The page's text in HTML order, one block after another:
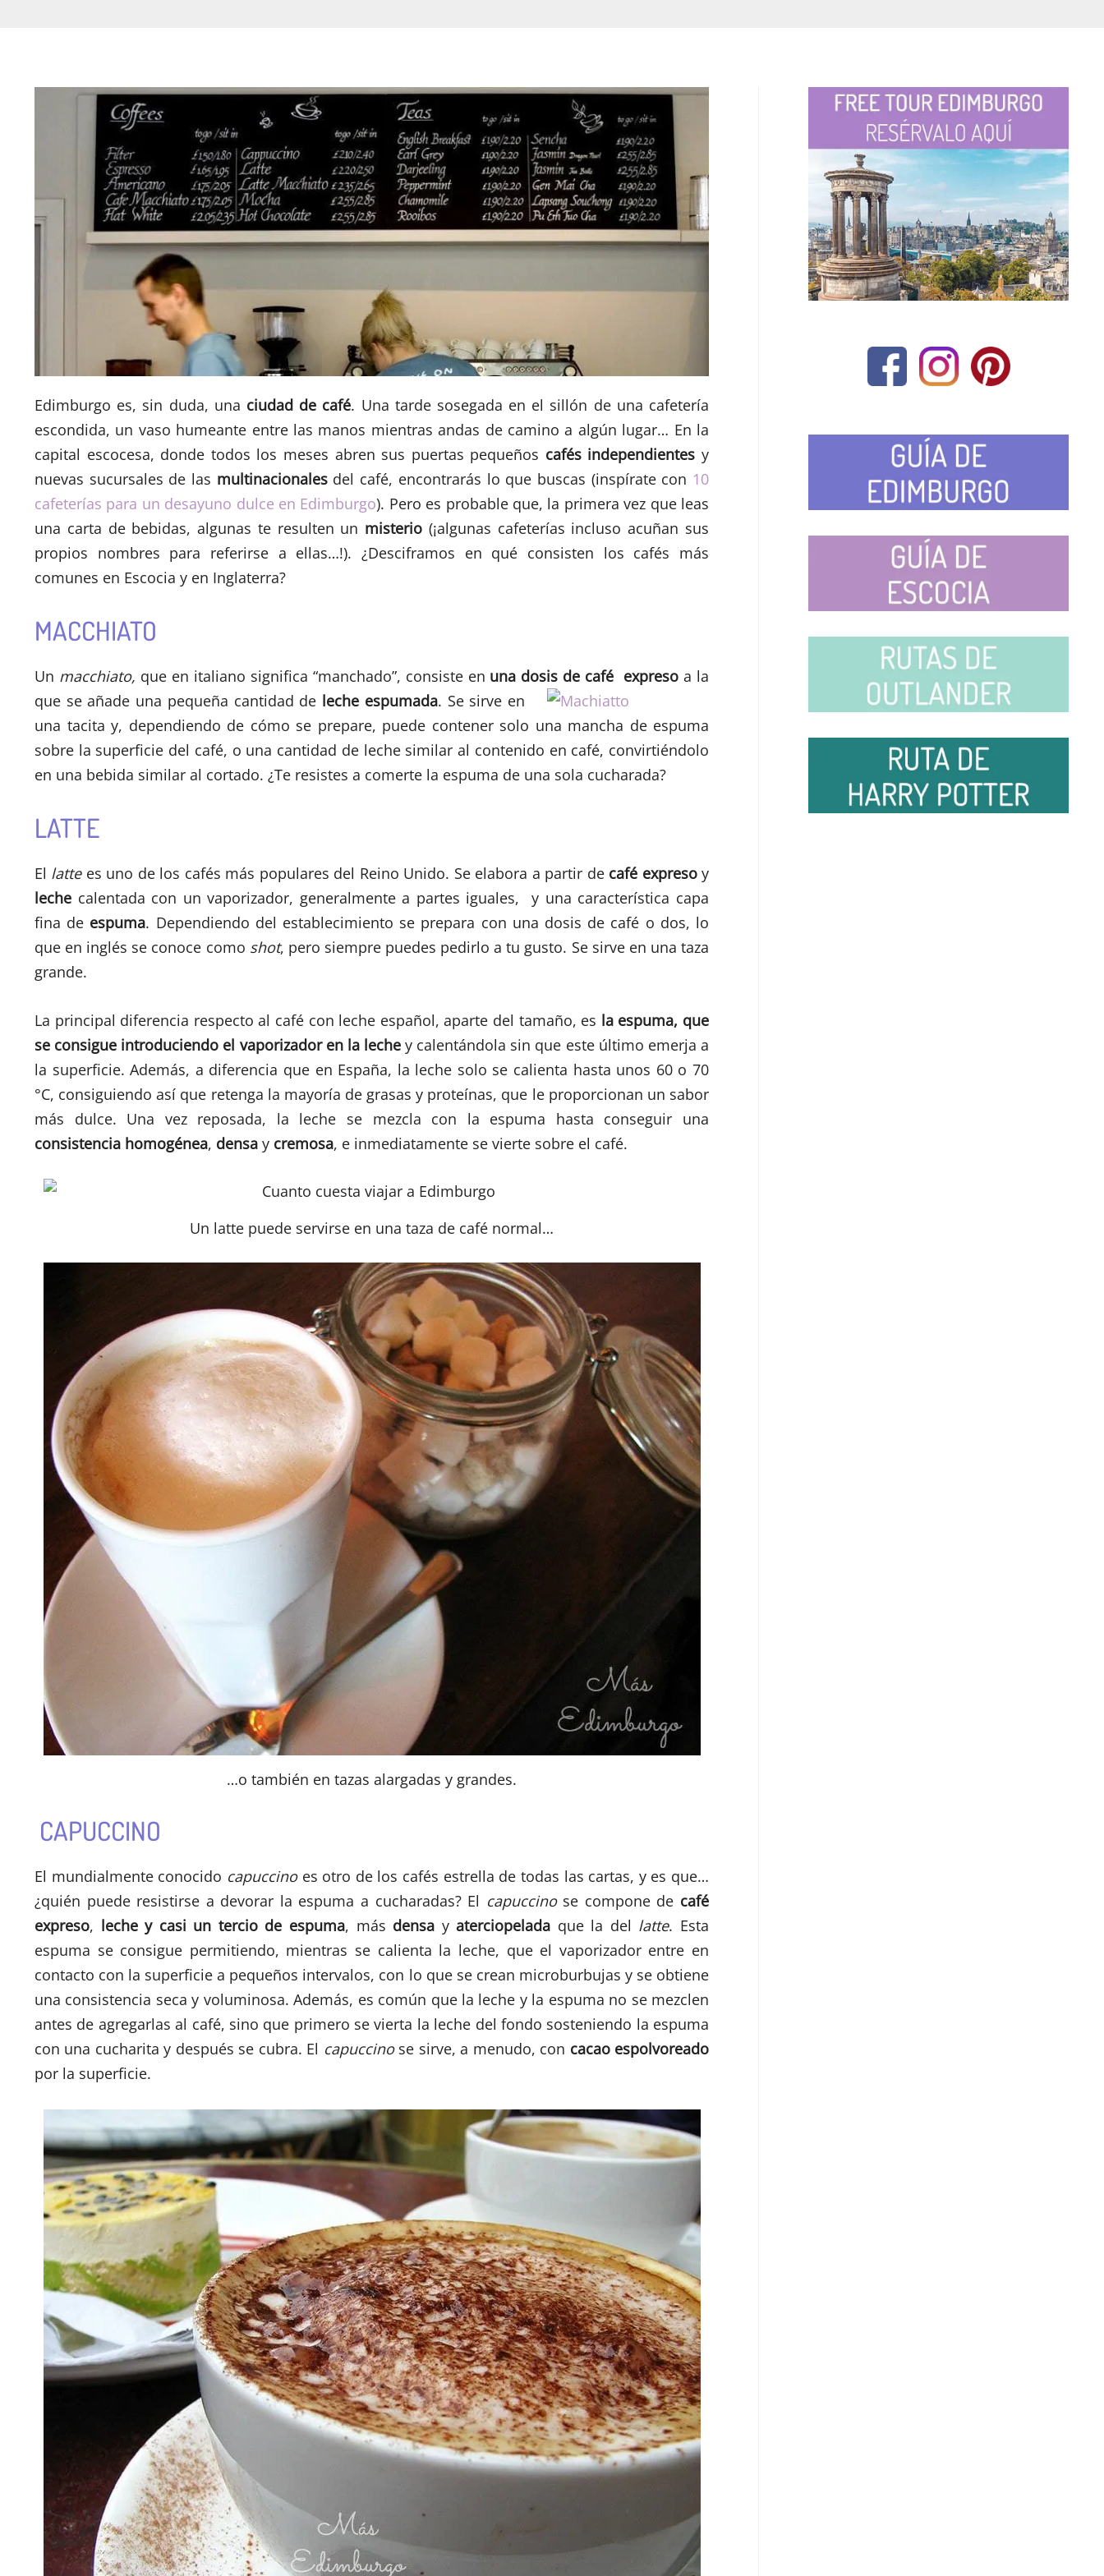
Edimburgo es, sin duda, una ciudad de café. Una tarde sosegada en el sillón de una cafetería
escondida, un vaso humeante entre las manos mientras andas de camino a algún lugar… En la
capital escocesa, donde todos los meses abren sus puertas pequeños cafés independientes y
nuevas sucursales de las multinacionalesdel café, encontrarás lo que buscas (inspírate con 10
cafeterías para un desayuno dulce en Edimburgo). Pero es probable que, la primera vez que leas
una carta de bebidas, algunas te resulten un misterio (¡algunas cafeterías incluso acuñan sus
propios nombres para referirse a ellas…!). ¿Desciframos en qué consisten los cafés más
comunes en Escocia y en Inglaterra?
MACCHIATO
Un macchiato, que en italiano significa “manchado”, consiste en una dosis de café expreso a la
que se añade una pequeña cantidad de leche espumada. Se sirve en
una tacita y, dependiendo de cómo se prepare, puede contener solo una mancha de espuma
sobre la superficie del café, o una cantidad de leche similar al contenido en café, convirtiéndolo
en una bebida similar al cortado. ¿Te resistes a comerte la espuma de una sola cucharada?
LATTE
El latte es uno de los cafés más populares del Reino Unido. Se elabora a partir de café expresoy
leche calentada con un vaporizador, generalmente a partes iguales, y una característica capa
fina de espuma. Dependiendo del establecimiento se prepara con una dosis de café o dos, lo
que en inglés se conoce como shot, pero siempre puedes pedirlo a tu gusto. Se sirve en una taza
grande.
La principal diferencia respecto al café con leche español, aparte del tamaño, es la espuma, que
se consigue introduciendo el vaporizador en la lechey calentándola sin que este último emerja a
la superficie. Además, a diferencia que en España, la leche solo se calienta hasta unos 60 o 70
°C, consiguiendo así que retenga la mayoría de grasas y proteínas, que le proporcionan un sabor
más dulce. Una vez reposada, la leche se mezcla con la espuma hasta conseguir una
consistencia homogénea, densa y cremosa, e inmediatamente se vierte sobre el café.
Un latte puede servirse en una taza de café normal…
…o también en tazas alargadas y grandes.
CAPUCCINO
El mundialmente conocido capuccino es otro de los cafés estrella de todas las cartas, y es que…
¿quién puede resistirse a devorar la espuma a cucharadas? El capuccino se compone de café
expreso, leche y casi un tercio de espuma, más densa yaterciopelada que la del latte. Esta
espuma se consigue permitiendo, mientras se calienta la leche, que el vaporizador entre en
contacto con la superficie a pequeños intervalos, con lo que se crean microburbujas y se obtiene
una consistencia seca y voluminosa. Además, es común que la leche y la espuma no se mezclen
antes de agregarlas al café, sino que primero se vierta la leche del fondo sosteniendo la espuma
con una cucharita y después se cubra. El capuccino se sirve, a menudo, con cacao espolvoreado
por la superficie.